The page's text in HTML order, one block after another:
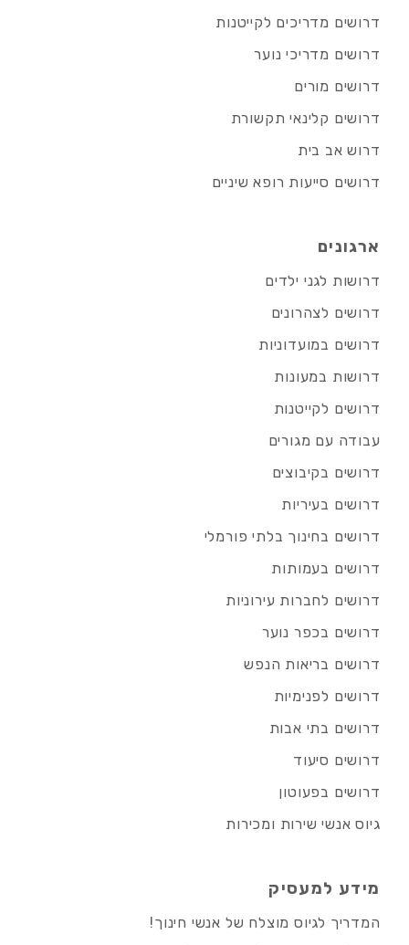
דרושים מדריכים לקייטנות
דרושים מדריכי נוער
דרושים מורים
דרושים קלינאי תקשורת
דרוש אב בית
דרושים סייעות רופא שיניים
ארגונים
דרושות לגני ילדים
דרושים לצהרונים
דרושים במועדוניות
דרושות במעונות
דרושים לקייטנות
עבודה עם מגורים
דרושים בקיבוצים
דרושים בעיריות
דרושים בחינוך בלתי פורמלי
דרושים בעמותות
דרושים לחברות עירוניות
דרושים בכפר נוער
דרושים בריאות הנפש
דרושים לפנימיות
דרושים בתי אבות
דרושים סיעוד
דרושים בפעוטון
גיוס אנשי שירות ומכירות
מידע למעסיק
המדריך לגיוס מוצלח של אנשי חינוך!